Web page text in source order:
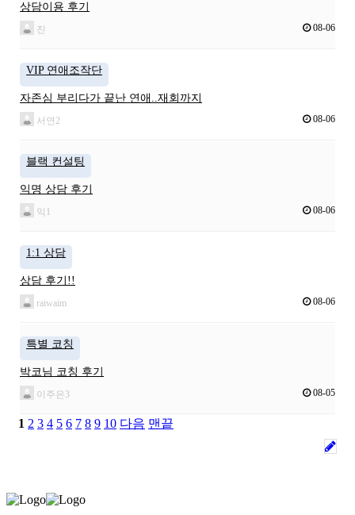
상담이용 후기
진 08-06
VIP 연애조작단
자존심 부리다가 끝난 연애..재회까지
서연2 08-06
블랙 컨설팅
익명 상담 후기
익1 08-06
1:1 상담
상담 후기!!
raiwaim 08-06
특별 코칭
박코님 코칭 후기
이주은3 08-05
1 2 3 4 5 6 7 8 9 10 다음 맨끝